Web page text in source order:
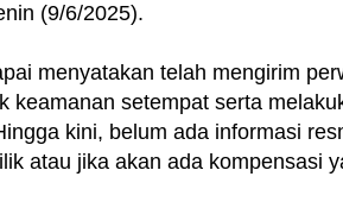
(9/6/2025).
menyatakan telah mengirim
keamanan setempat serta
kini, belum ada informasi
atau jika akan ada kompensasi